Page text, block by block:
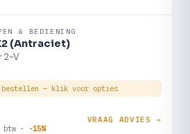
& BEDIENING
(Antraciet)
2-V
bestellen — klik voor opties
· -15%
VRAAG ADVIES →